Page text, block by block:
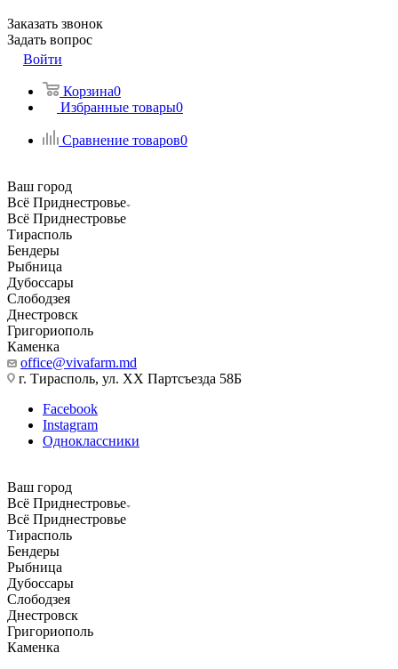
Заказать звонок
Задать вопрос
Войти
Корзина0
Избранные товары0
Сравнение товаров0
Ваш город
Всё Приднестровье
Всё Приднестровье
Тирасполь
Бендеры
Рыбница
Дубоссары
Слободзея
Днестровск
Григориополь
Каменка
office@vivafarm.md
г. Тирасполь, ул. ХХ Партсъезда 58Б
Facebook
Instagram
Одноклассники
Ваш город
Всё Приднестровье
Всё Приднестровье
Тирасполь
Бендеры
Рыбница
Дубоссары
Слободзея
Днестровск
Григориополь
Каменка